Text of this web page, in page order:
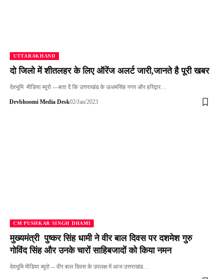
UTTARAKHAND
दो जिलो में शीतलहर के लिए ऑरेंज अलर्ट जारी,जानते है पूरी खबर
देवभूमि मीडिया ब्यूरो ---बता दें कि उत्तराखंड के ऊधमसिंह नगर और हरिद्वार…
Devbhoomi Media Desk02/Jan/2023
CM PUSHKAR SINGH DHAMI
मुख्यमंत्री पुष्कर सिंह धामी ने वीर बाल दिवस पर दशमेश गुरु
गोविंद सिंह और उनके चारों साहिबजादों को किया नमन
देवभूमि मीडिया ब्यूरो -- वीर बाल दिवस के उपलक्ष में आज उत्तराखंड…